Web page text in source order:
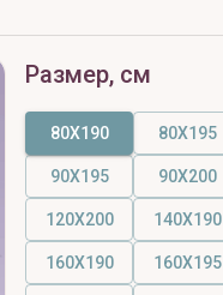
Размер, см
80X190 80X195
90X195 90X200
120X200 140X190
160X190 160X195